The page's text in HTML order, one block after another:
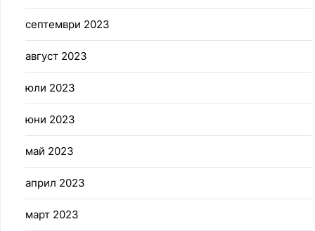
септември 2023
август 2023
юли 2023
юни 2023
май 2023
април 2023
март 2023